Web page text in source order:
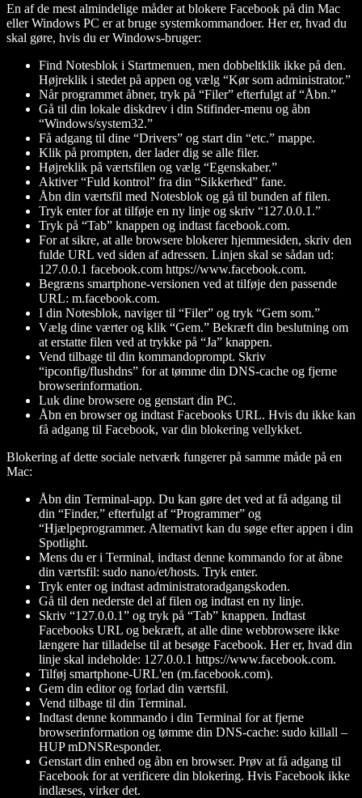
En af de mest almindelige måder at blokere Facebook på din Mac
eller Windows PC er at bruge systemkommandoer. Her er, hvad du
skal gøre, hvis du er Windows-bruger:
Find Notesblok i Startmenuen, men dobbeltklik ikke på den.
Højreklik i stedet på appen og vælg “Kør som administrator.”
Når programmet åbner, tryk på “Filer” efterfulgt af “Åbn.”
Gå til din lokale diskdrev i din Stifinder-menu og åbn
“Windows/system32.”
Få adgang til dine “Drivers” og start din “etc.” mappe.
Klik på prompten, der lader dig se alle filer.
Højreklik på værtsfilen og vælg “Egenskaber.”
Aktiver “Fuld kontrol” fra din “Sikkerhed” fane.
Åbn din værtsfil med Notesblok og gå til bunden af filen.
Tryk enter for at tilføje en ny linje og skriv “127.0.0.1.”
Tryk på “Tab” knappen og indtast facebook.com.
For at sikre, at alle browsere blokerer hjemmesiden, skriv den
fulde URL ved siden af adressen. Linjen skal se sådan ud:
127.0.0.1 facebook.com https://www.facebook.com.
Begræns smartphone-versionen ved at tilføje den passende
URL: m.facebook.com.
I din Notesblok, naviger til “Filer” og tryk “Gem som.”
Vælg dine værter og klik “Gem.” Bekræft din beslutning om
at erstatte filen ved at trykke på “Ja” knappen.
Vend tilbage til din kommandoprompt. Skriv
“ipconfig/flushdns” for at tømme din DNS-cache og fjerne
browserinformation.
Luk dine browsere og genstart din PC.
Åbn en browser og indtast Facebooks URL. Hvis du ikke kan
få adgang til Facebook, var din blokering vellykket.
Blokering af dette sociale netværk fungerer på samme måde på en
Mac:
Åbn din Terminal-app. Du kan gøre det ved at få adgang til
din “Finder,” efterfulgt af “Programmer” og
“Hjælpeprogrammer. Alternativt kan du søge efter appen i din
Spotlight.
Mens du er i Terminal, indtast denne kommando for at åbne
din værtsfil: sudo nano/et/hosts. Tryk enter.
Tryk enter og indtast administratoradgangskoden.
Gå til den nederste del af filen og indtast en ny linje.
Skriv “127.0.0.1” og tryk på “Tab” knappen. Indtast
Facebooks URL og bekræft, at alle dine webbrowsere ikke
længere har tilladelse til at besøge Facebook. Her er, hvad din
linje skal indeholde: 127.0.0.1 https://www.facebook.com.
Tilføj smartphone-URL'en (m.facebook.com).
Gem din editor og forlad din værtsfil.
Vend tilbage til din Terminal.
Indtast denne kommando i din Terminal for at fjerne
browserinformation og tømme din DNS-cache: sudo killall –
HUP mDNSResponder.
Genstart din enhed og åbn en browser. Prøv at få adgang til
Facebook for at verificere din blokering. Hvis Facebook ikke
indlæses, virker det.